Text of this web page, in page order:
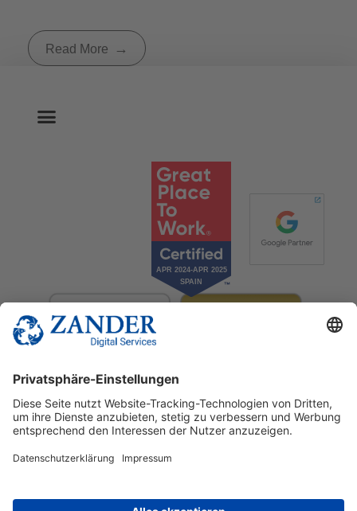
Read More
© 2025 Zander Digital Services Deutschland GmbH